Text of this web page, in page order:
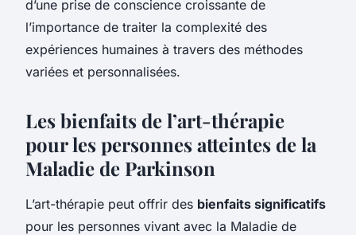
d’une prise de conscience croissante de
l’importance de traiter la complexité des
expériences humaines à travers des méthodes
variées et personnalisées.
Les bienfaits de l’art-thérapie
pour les personnes atteintes de la
Maladie de Parkinson
L’art-thérapie peut offrir des bienfaits significatifs
pour les personnes vivant avec la Maladie de